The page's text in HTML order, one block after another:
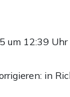
um 12:39 Uhr
in